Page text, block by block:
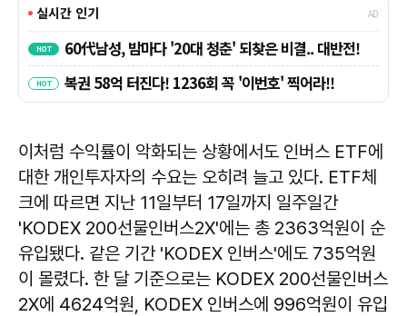
이처럼 수익률이 악화되는 상황에서도 인버스 ETF에
대한 개인투자자의 수요는 오히려 늘고 있다. ETF체
크에 따르면 지난 11일부터 17일까지 일주일간
'KODEX 200선물인버스2X'에는 총 2363억원이 순
유입됐다. 같은 기간 'KODEX 인버스'에도 735억원
이 몰렸다. 한 달 기준으로는 KODEX 200선물인버스
2X에 4624억원, KODEX 인버스에 996억원이 유입